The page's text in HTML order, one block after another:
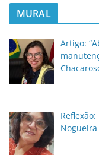
MURAL
Artigo:
Nogueira